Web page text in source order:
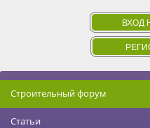
ВХОД
Строительный форум
Статьи